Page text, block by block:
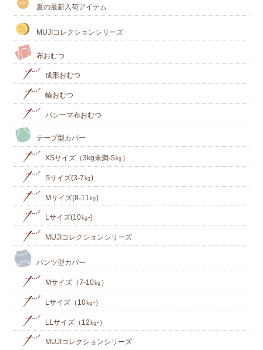
夏の最新入荷アイテム
MUJIコレクションシリーズ
布おむつ
成形おむつ
輪おむつ
パシーマ布おむつ
テープ型カバー
XSサイズ（3kg未満-5㎏）
Sサイズ(3-7㎏)
Mサイズ(8-11㎏)
Lサイズ(10㎏‐)
MUJIコレクションシリーズ
パンツ型カバー
Mサイズ（7-10㎏）
Lサイズ（10㎏-）
LLサイズ（12㎏-）
MUJIコレクションシリーズ